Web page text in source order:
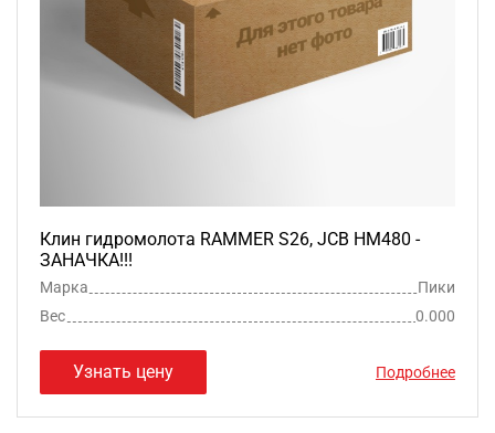
Клин гидромолота RAMMER S26, JCB HM480 -
ЗАНАЧКА!!!
Марка
Пики
Вес
0.000
Узнать цену Подробнее